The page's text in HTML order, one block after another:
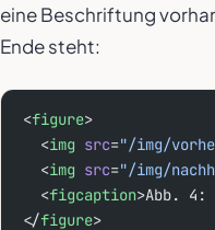
eine Beschriftung
Ende steht:
<figure>
  <
img src="/img/
  <
img src="/img/
  <
figcaption>Abb.
</figure>